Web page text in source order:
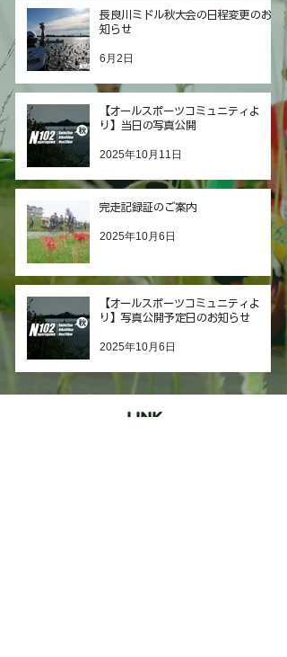
長良川ミドル秋大会の日程変更のお
知らせ
6月2日
【オールスポーツコミュニティよ
り】当日の写真公開
2025年10月11日
完走記録証のご案内
2025年10月6日
【オールスポーツコミュニティよ
り】写真公開予定日のお知らせ
2025年10月6日
LINK